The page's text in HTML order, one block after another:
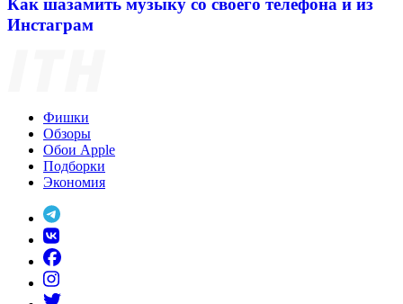
Инстаграм
Фишки
Обзоры
Обои Apple
Подборки
Экономия